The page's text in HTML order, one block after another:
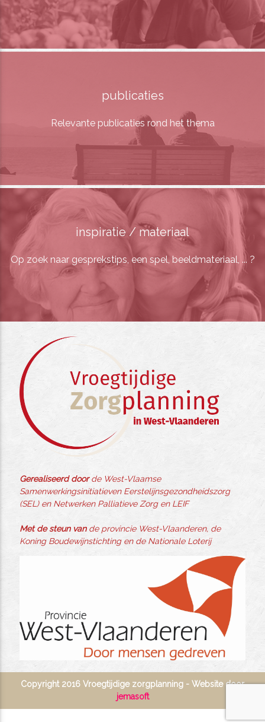
publicaties
Relevante publicaties rond het thema
inspiratie / materiaal
Op zoek naar gesprekstips, een spel, beeldmateriaal, ... ?
Gerealiseerd doorde West-Vlaamse
Samenwerkingsinitiatieven Eerstelijnsgezondheidszorg
(SEL) en Netwerken Palliatieve Zorg en LEIF
Met de steun vande provincie West-Vlaanderen, de
Koning Boudewijnstichting en de Nationale Loterij
Copyright 2016 Vroegtijdige zorgplanning - Website door
jemasoft